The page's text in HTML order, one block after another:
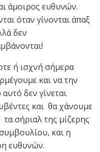
άμοιρος ευθυνών.
όταν γίνονται άπαξ
δεν
ή ισχνή σήμερα
και να την
δεν γίνεται
και θα χάνουμε
σήριαλ της μίζερης
και η
ευθυνών.